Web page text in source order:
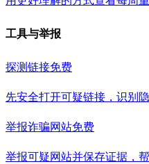
工具与举报
探测链接免费
先安全打开可疑链接，识别
举报诈骗网站免费
举报可疑网站并保存证据，